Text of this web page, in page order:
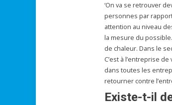
‘On va se retrouver
personnes par
attention au niveau
la mesure du
de chaleur. Dans le
C’est à l’entreprise
dans toutes les
retourner contre
Existe-t-il